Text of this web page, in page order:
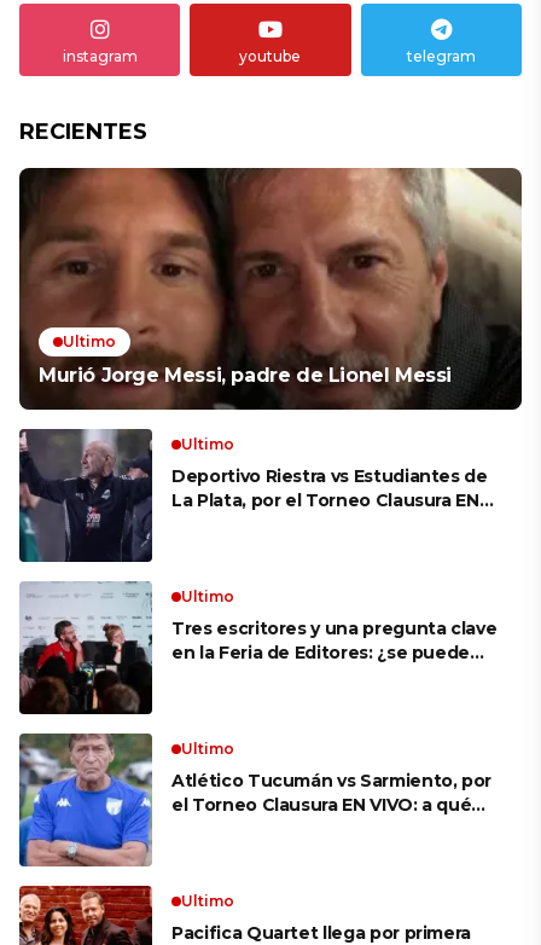
instagram youtube telegram
RECIENTES
Ultimo
Murió Jorge Messi, padre de Lionel Messi
Ultimo
Deportivo Riestra vs Estudiantes de
La Plata, por el Torneo Clausura EN
Ultimo
Tres escritores y una pregunta clave
en la Feria de Editores: ¿se puede
Ultimo
Atlético Tucumán vs Sarmiento, por
el Torneo Clausura EN VIVO: a qué
Ultimo
Pacifica Quartet llega por primera